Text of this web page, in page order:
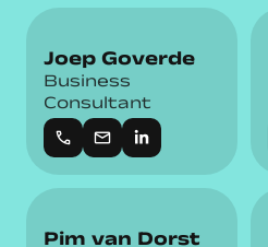
Joep Goverde
Business
Consultant
call mail
Pim van Dorst